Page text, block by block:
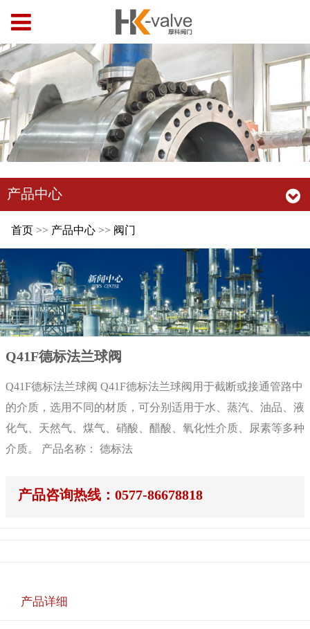
产品中心
首页>> 产品中心>> 阀门
Q41F德标法兰球阀
Q41F德标法兰球阀 Q41F德标法兰球阀用于截断或接通管路中
的介质，选用不同的材质，可分别适用于水、蒸汽、油品、液
化气、天然气、煤气、硝酸、醋酸、氧化性介质、尿素等多种
介质。 产品名称： 德标法
产品咨询热线：0577-86678818
产品详细